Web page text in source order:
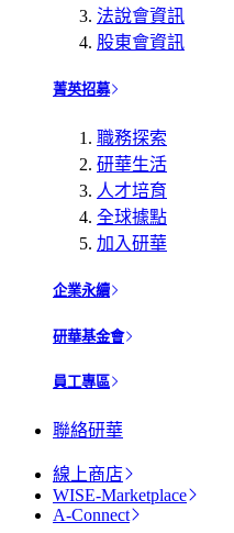
法說會資訊
股東會資訊
菁英招募
職務探索
研華生活
人才培育
全球據點
加入研華
企業永續
研華基金會
員工專區
聯絡研華
線上商店
WISE-Marketplace
A-Connect